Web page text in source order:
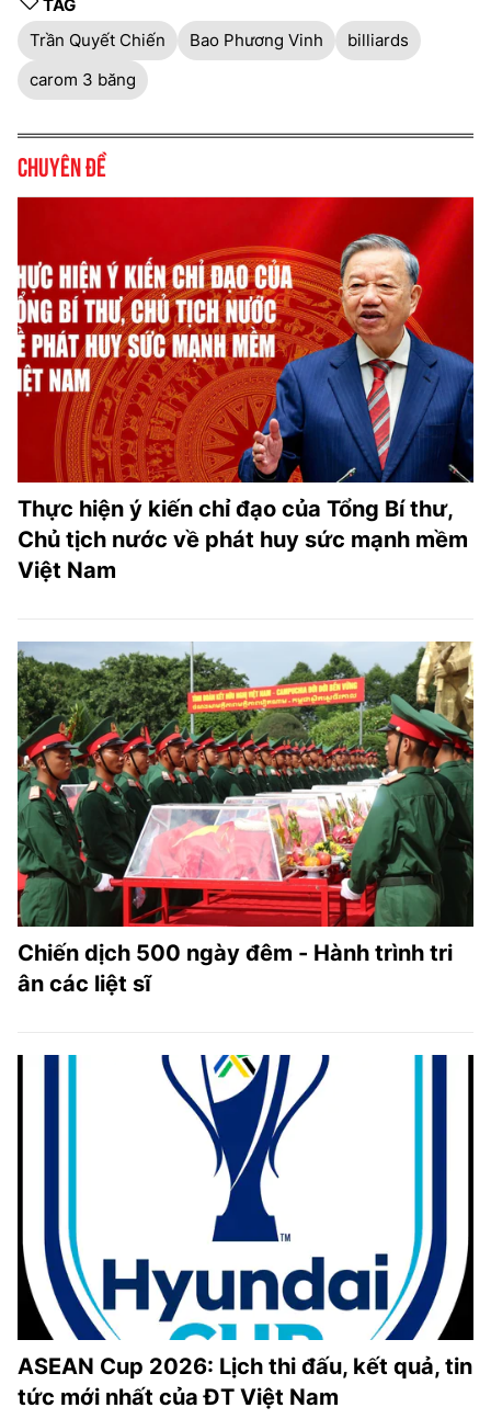
TAG
Trần Quyết Chiến
Bao Phương Vinh
billiards
carom 3 băng
Chuyên đề
Thực hiện ý kiến chỉ đạo của Tổng Bí thư,
Chủ tịch nước về phát huy sức mạnh mềm
Việt Nam
Chiến dịch 500 ngày đêm - Hành trình tri
ân các liệt sĩ
ASEAN Cup 2026: Lịch thi đấu, kết quả, tin
tức mới nhất của ĐT Việt Nam